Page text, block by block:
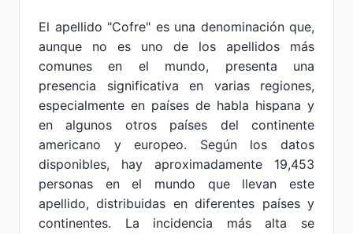
El apellido "Cofre" es una denominación que,
aunque no es uno de los apellidos más
comunes en el mundo, presenta una
presencia significativa en varias regiones,
especialmente en países de habla hispana y
en algunos otros países del continente
americano y europeo. Según los datos
disponibles, hay aproximadamente 19,453
personas en el mundo que llevan este
apellido, distribuidas en diferentes países y
continentes. La incidencia más alta se